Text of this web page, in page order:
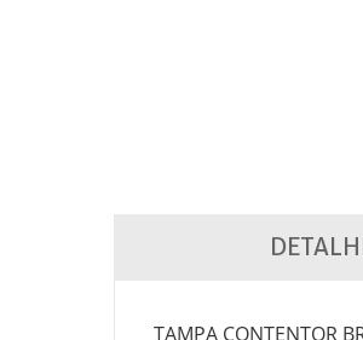
TAMPA CONTENTOR